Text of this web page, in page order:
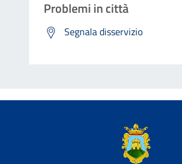
Problemi in città
Segnala disservizio